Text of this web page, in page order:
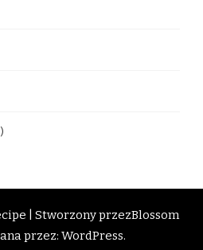
| Stworzony przezBlossom
przez: WordPress.